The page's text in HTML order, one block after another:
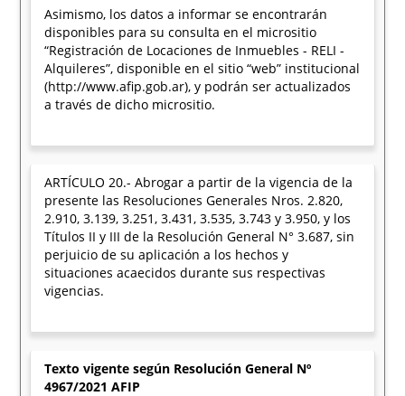
Asimismo, los datos a informar se encontrarán
disponibles para su consulta en el micrositio
“Registración de Locaciones de Inmuebles - RELI -
Alquileres”, disponible en el sitio “web” institucional
(http://www.afip.gob.ar), y podrán ser actualizados
a través de dicho micrositio.
ARTÍCULO 20.- Abrogar a partir de la vigencia de la
presente las Resoluciones Generales Nros. 2.820,
2.910, 3.139, 3.251, 3.431, 3.535, 3.743 y 3.950, y los
Títulos II y III de la Resolución General N° 3.687, sin
perjuicio de su aplicación a los hechos y
situaciones acaecidos durante sus respectivas
vigencias.
Texto vigente según Resolución General Nº
4967/2021 AFIP